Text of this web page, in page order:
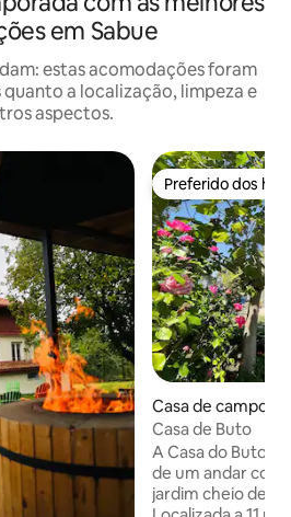
em Sabue
estas acomodações foram
a localização, limpeza e
aspectos.
Preferido dos
Preferido dos
Casa de campo ⋅
Casa de Buto
A Casa do Buto é
de um andar com
jardim cheio de